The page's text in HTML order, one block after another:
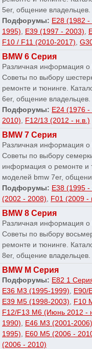
5er, общение владельцев.
Подфорумы: E28 (1982 -
1995), E39 (1997 - 2003),
F10 / F11 (2010-2017),
BMW 6 Серия
Различная информация о
Советы по выбору
ремонте и тюнинге.
6er, общение владельцев.
Подфорумы: E24 (1976 -
2010), F12/13 (2012 - н.в.)
BMW 7 Серия
Различная информация о
Советы по выбору
информация о ремонте и
моделей bmw 7er,
Подфорумы: E38 (1995 -
(2002 - 2008), F01 (2009 -
BMW 8 Серия
Различная информация о
Советы по выбору
ремонте и тюнинге.
8er, общение владельцев.
BMW M Серия
Подфорумы: E82 1
E36 M3 (1995-1999), E90/
E39 M5 (1998-2003), F10
F12/F13 M6 (Июнь 2012 -
1990), E46 M3 (2001-2006)
1995), E60 M5 (2006 -
(2006 - 2010)